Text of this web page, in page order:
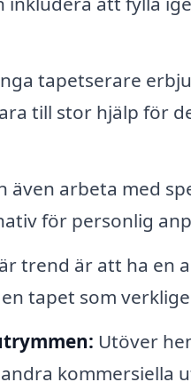
tapetserare
till stor hjälp för
även arbeta med
för personlig
trend är att ha en
tapet som
Utöver
kommersiella